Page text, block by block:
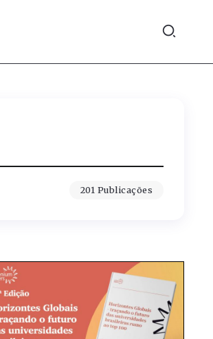
201 Publicações